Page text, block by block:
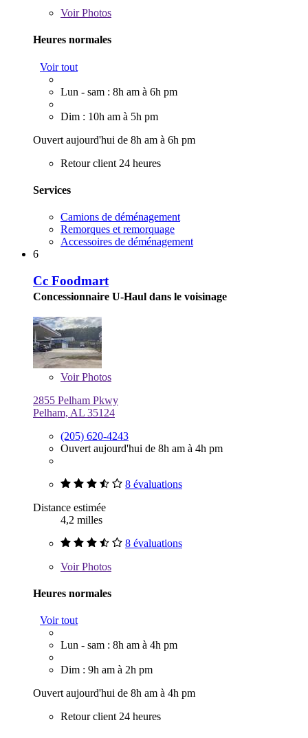
VoirPhotos
Heures normales
Voir tout
Lun - sam : 8h am à 6h pm
Dim : 10h am à 5h pm
Ouvert aujourd'hui de 8h am à 6h pm
Retour client 24 heures
Services
Camions de déménagement
Remorques et remorquage
Accessoires de déménagement
6
Cc Foodmart
Concessionnaire U-Haul dans le voisinage
VoirPhotos
2855 Pelham Pkwy
Pelham, AL 35124
(205) 620-4243
Ouvert aujourd'hui de 8h am à 4h pm
8 évaluations
Distance estimée
4,2 milles
8 évaluations
VoirPhotos
Heures normales
Voir tout
Lun - sam : 8h am à 4h pm
Dim : 9h am à 2h pm
Ouvert aujourd'hui de 8h am à 4h pm
Retour client 24 heures